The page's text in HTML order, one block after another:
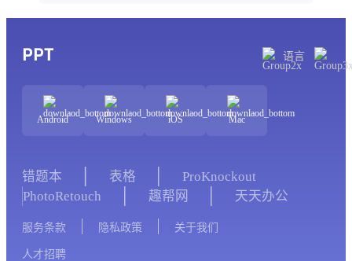
PPT 语言
Android Windows iOS Mac
错题本 表格
ProKnockout
PhotoRetouch
趣帮网 天天办公
服务条款 隐私政策 关于我们
人才招聘